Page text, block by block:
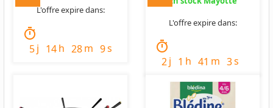
L'offre expire dans:
timer
5j 14h 28m 7s
L'offre expire dans:
timer
2j 1 h 41 m 1s